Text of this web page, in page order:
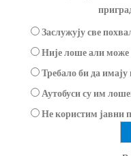
Заслужују све
Није лоше али може
Требало би да
Аутобуси су им
Не користим јавни